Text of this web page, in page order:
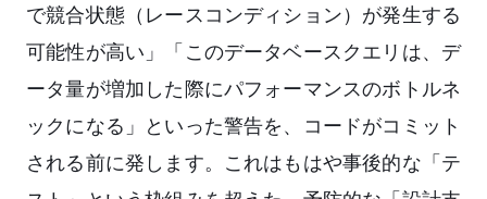
で競合状態（レースコンディション）が発生する
可能性が高い」「このデータベースクエリは、デ
ータ量が増加した際にパフォーマンスのボトルネ
ックになる」といった警告を、コードがコミット
される前に発します。これはもはや事後的な「テ